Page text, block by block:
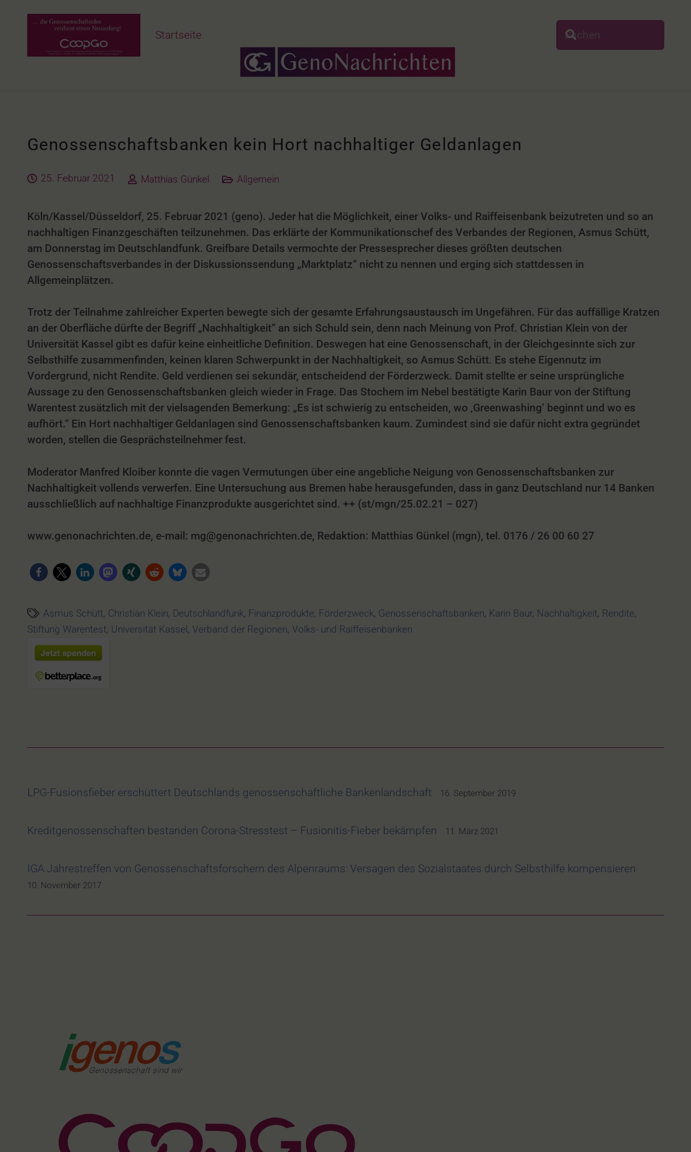
Startseite
Genossenschaftsbanken kein Hort nachhaltiger Geldanlagen
25. Februar 2021 Matthias Günkel Allgemein
Köln/Kassel/Düsseldorf, 25. Februar 2021 (geno). Jeder hat die Möglichkeit, einer Volks- und Raiffeisenbank beizutreten und so an
nachhaltigen Finanzgeschäften teilzunehmen. Das erklärte der Kommunikationschef des Verbandes der Regionen, Asmus Schütt,
am Donnerstag im Deutschlandfunk. Greifbare Details vermochte der Pressesprecher dieses größten deutschen
Genossenschaftsverbandes in der Diskussionssendung „Marktplatz“ nicht zu nennen und erging sich stattdessen in
Allgemeinplätzen.
Trotz der Teilnahme zahlreicher Experten bewegte sich der gesamte Erfahrungsaustausch im Ungefähren. Für das auffällige Kratzen
an der Oberfläche dürfte der Begriff „Nachhaltigkeit“ an sich Schuld sein, denn nach Meinung von Prof. Christian Klein von der
Universität Kassel gibt es dafür keine einheitliche Definition. Deswegen hat eine Genossenschaft, in der Gleichgesinnte sich zur
Selbsthilfe zusammenfinden, keinen klaren Schwerpunkt in der Nachhaltigkeit, so Asmus Schütt. Es stehe Eigennutz im
Vordergrund, nicht Rendite. Geld verdienen sei sekundär, entscheidend der Förderzweck. Damit stellte er seine ursprüngliche
Aussage zu den Genossenschaftsbanken gleich wieder in Frage. Das Stochern im Nebel bestätigte Karin Baur von der Stiftung
Warentest zusätzlich mit der vielsagenden Bemerkung: „Es ist schwierig zu entscheiden, wo ‚Greenwashing‘ beginnt und wo es
aufhört.“ Ein Hort nachhaltiger Geldanlagen sind Genossenschaftsbanken kaum. Zumindest sind sie dafür nicht extra gegründet
worden, stellen die Gesprächsteilnehmer fest.
Moderator Manfred Kloiber konnte die vagen Vermutungen über eine angebliche Neigung von Genossenschaftsbanken zur
Nachhaltigkeit vollends verwerfen. Eine Untersuchung aus Bremen habe herausgefunden, dass in ganz Deutschland nur 14 Banken
ausschließlich auf nachhaltige Finanzprodukte ausgerichtet sind. ++ (st/mgn/25.02.21 – 027)
www.genonachrichten.de, e-mail: mg@genonachrichten.de, Redaktion: Matthias Günkel (mgn), tel. 0176 / 26 00 60 27
Asmus Schütt, Christian Klein, Deutschlandfunk, Finanzprodukte, Förderzweck, Genossenschaftsbanken, Karin Baur, Nachhaltigkeit, Rendite,
Stiftung Warentest, Universität Kassel, Verband der Regionen, Volks- und Raiffeisenbanken
LPG-Fusionsfieber erschüttert Deutschlands genossenschaftliche Bankenlandschaft 16. September 2019
Kreditgenossenschaften bestanden Corona-Stresstest – Fusionitis-Fieber bekämpfen 11. März 2021
IGA Jahrestreffen von Genossenschaftsforschern des Alpenraums: Versagen des Sozialstaates durch Selbsthilfe kompensieren
10. November 2017